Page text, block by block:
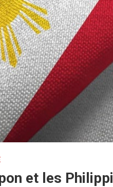
et les